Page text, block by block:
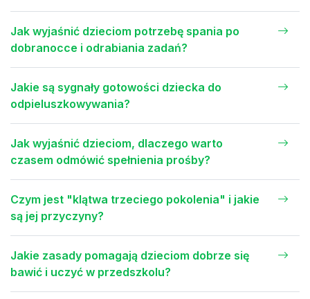
Jak wyjaśnić dzieciom potrzebę spania po
dobranocce i odrabiania zadań?
Jakie są sygnały gotowości dziecka do
odpieluszkowywania?
Jak wyjaśnić dzieciom, dlaczego warto
czasem odmówić spełnienia prośby?
Czym jest "klątwa trzeciego pokolenia" i jakie
są jej przyczyny?
Jakie zasady pomagają dzieciom dobrze się
bawić i uczyć w przedszkolu?